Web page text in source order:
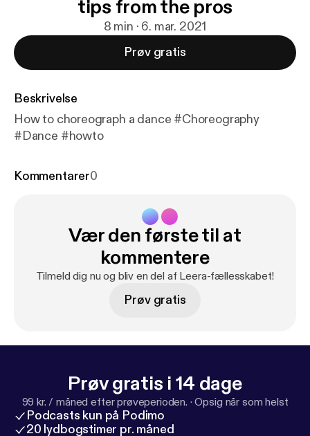
tips from the pros
8 min · 6. mar. 2021
Prøv gratis
Beskrivelse
How to choreograph a dance #Choreography
#Dance #howto
Kommentarer0
Vær den første til at
kommentere
Tilmeld dig nu og bliv en del af Leera-fællesskabet!
Prøv gratis
Prøv gratis i 14 dage
99 kr. / måned efter prøveperioden. ·Opsig når som helst
Podcasts kun på Podimo
20 lydbogstimer pr. måned